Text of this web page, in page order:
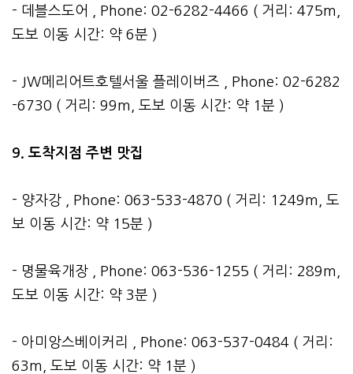
- 데블스도어 , Phone: 02-6282-4466 ( 거리: 475m,
도보 이동 시간: 약 6분 )
- JW메리어트호텔서울 플레이버즈 , Phone: 02-6282
-6730 ( 거리: 99m, 도보 이동 시간: 약 1분 )
9. 도착지점 주변 맛집
- 양자강 , Phone: 063-533-4870 ( 거리: 1249m, 도
보 이동 시간: 약 15분 )
- 명물육개장 , Phone: 063-536-1255 ( 거리: 289m,
도보 이동 시간: 약 3분 )
- 아미앙스베이커리 , Phone: 063-537-0484 ( 거리:
63m, 도보 이동 시간: 약 1분 )